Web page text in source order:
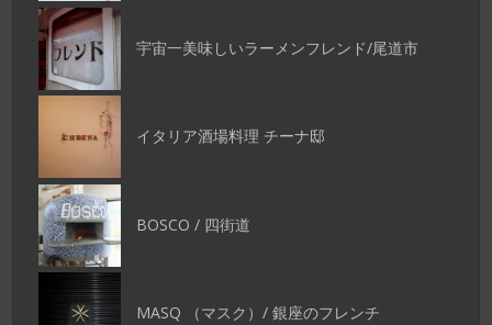
宇宙一美味しいラーメンフレンド/尾道市
イタリア酒場料理 チーナ邸
BOSCO / 四街道
MASQ （マスク）/ 銀座のフレンチ